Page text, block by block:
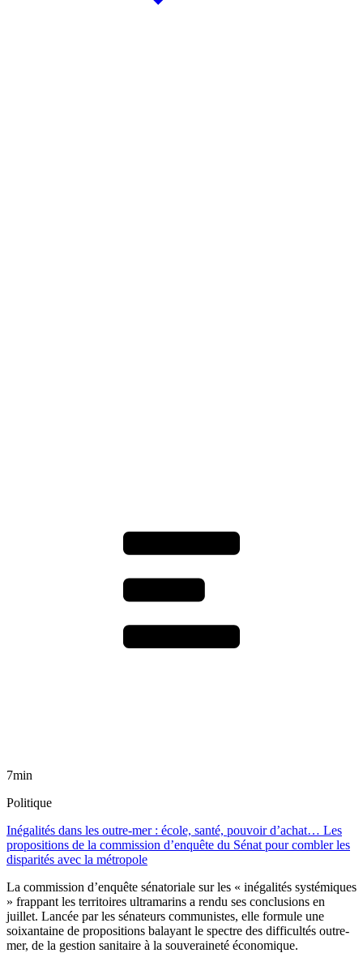
7min
Politique
Inégalités dans les outre-mer : école, santé, pouvoir d’achat… Les
propositions de la commission d’enquête du Sénat pour combler les
disparités avec la métropole
La commission d’enquête sénatoriale sur les « inégalités systémiques
» frappant les territoires ultramarins a rendu ses conclusions en
juillet. Lancée par les sénateurs communistes, elle formule une
soixantaine de propositions balayant le spectre des difficultés outre-
mer, de la gestion sanitaire à la souveraineté économique.